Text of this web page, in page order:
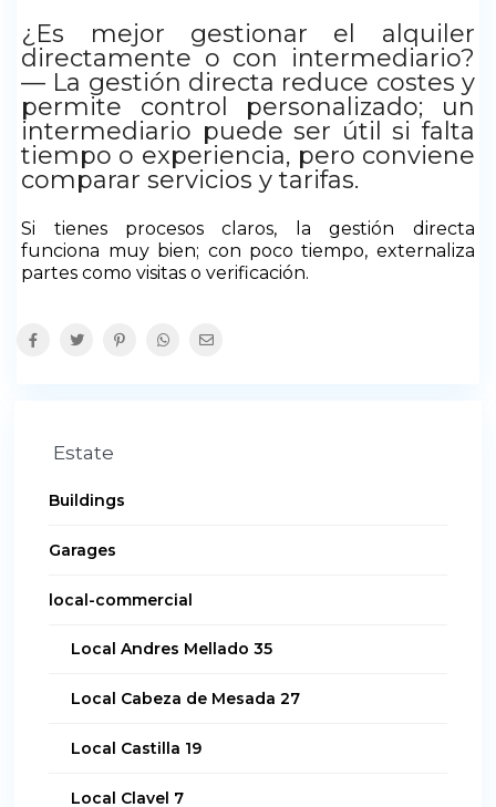
¿Es mejor gestionar el alquiler
directamente o con intermediario?
— La gestión directa reduce costes y
permite control personalizado; un
intermediario puede ser útil si falta
tiempo o experiencia, pero conviene
comparar servicios y tarifas.
Si tienes procesos claros, la gestión directa
funciona muy bien; con poco tiempo, externaliza
partes como visitas o verificación.
Estate
Buildings
Garages
local-commercial
Local Andres Mellado 35
Local Cabeza de Mesada 27
Local Castilla 19
Local Clavel 7